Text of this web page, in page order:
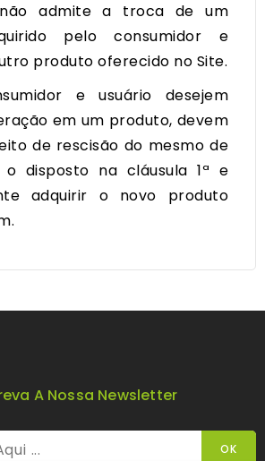
não admite a troca de um
pelo consumidor e
produto oferecido no Site.
e usuário desejem
em um produto, devem
de rescisão do mesmo de
disposto na cláusula 1ª e
adquirir o novo produto
A Nossa Newsletter